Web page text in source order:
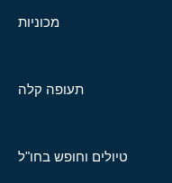
מכוניות
תעופה קלה
טיולים וחופש בחו"ל